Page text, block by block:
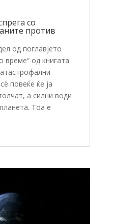
со
против
од поглавјето
време“ од книгата
повеќе ќе ја
а силни води
Тоа е